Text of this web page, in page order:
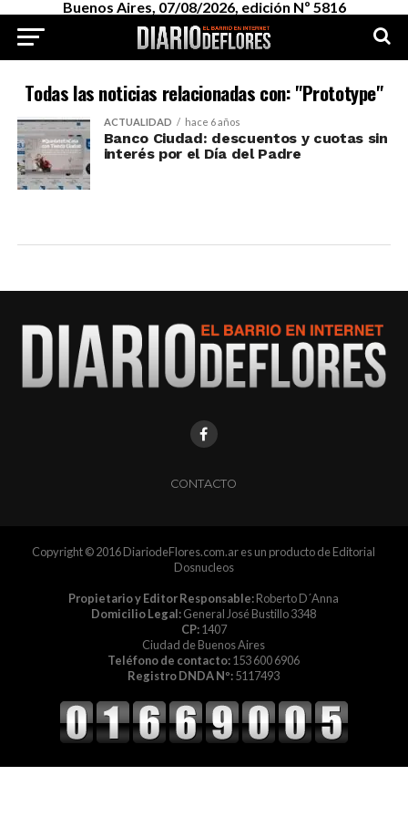
Buenos Aires, 07/08/2026, edición Nº 5816
Todas las noticias relacionadas con: "Prototype"
ACTUALIDAD hace 6 años
Banco Ciudad: descuentos y cuotas sin
interés por el Día del Padre
CONTACTO
Copyright © 2016 DiariodeFlores.com.ar es un producto de Editorial
Dosnucleos
Propietario y Editor Responsable:Roberto D´Anna
Domicilio Legal:General José Bustillo 3348
CP:1407
Ciudad de Buenos Aires
Teléfono de contacto:153 600 6906
Registro DNDA Nº:5117493